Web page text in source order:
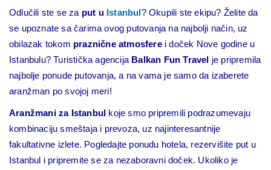
Odlučili ste se za put u Istanbul? Okupili ste ekipu? Želite da
se upoznate sa čarima ovog putovanja na najbolji način, uz
obilazak tokom praznične atmosferei doček Nove godine u
Istanbulu? Turistička agencija Balkan Fun Travel je pripremila
najbolje ponude putovanja, a na vama je samo da izaberete
aranžman po svojoj meri!
Aranžmani za Istanbul koje smo pripremili podrazumevaju
kombinaciju smeštaja i prevoza, uz najinteresantnije
fakultativne izlete. Pogledajte ponudu hotela, rezervišite put u
Istanbul i pripremite se za nezaboravni doček. Ukoliko je